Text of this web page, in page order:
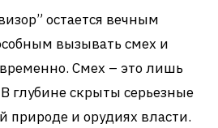
остается вечным
вызывать смех и
Смех – это лишь
глубине скрыты серьезные
природе и орудиях власти.